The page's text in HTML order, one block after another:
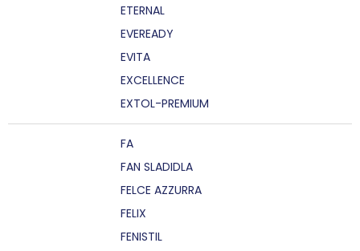
ETERNAL
EVEREADY
EVITA
EXCELLENCE
EXTOL-PREMIUM
FA
FAN SLADIDLA
FELCE AZZURRA
FELIX
FENISTIL